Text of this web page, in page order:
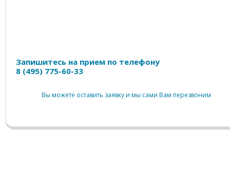
Запишитесь на прием по телефону
8 (495) 775-60-33
Вы можете оставить заявку и мы сами Вам перезвоним